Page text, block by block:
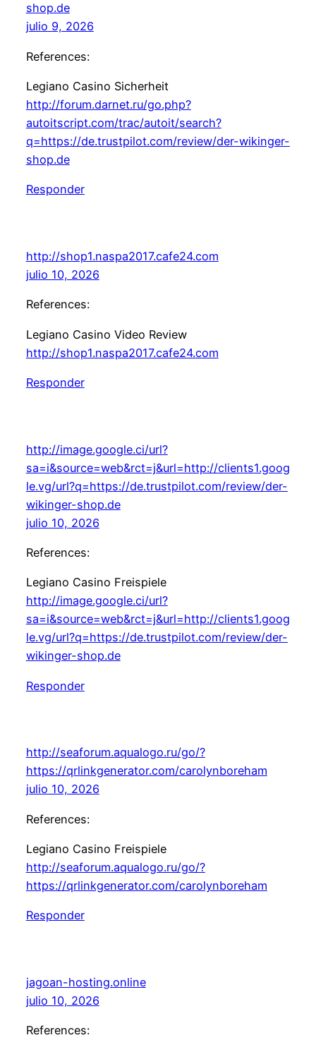
shop.de
julio 9, 2026
References:
Legiano Casino Sicherheit
http://forum.darnet.ru/go.php?
autoitscript.com/trac/autoit/search?
q=https://de.trustpilot.com/review/der-wikinger-
shop.de
Responder
http://shop1.naspa2017.cafe24.com
julio 10, 2026
References:
Legiano Casino Video Review
http://shop1.naspa2017.cafe24.com
Responder
http://image.google.ci/url?
sa=i&source=web&rct=j&url=http://clients1.goog
le.vg/url?q=https://de.trustpilot.com/review/der-
wikinger-shop.de
julio 10, 2026
References:
Legiano Casino Freispiele
http://image.google.ci/url?
sa=i&source=web&rct=j&url=http://clients1.goog
le.vg/url?q=https://de.trustpilot.com/review/der-
wikinger-shop.de
Responder
http://seaforum.aqualogo.ru/go/?
https://qrlinkgenerator.com/carolynboreham
julio 10, 2026
References:
Legiano Casino Freispiele
http://seaforum.aqualogo.ru/go/?
https://qrlinkgenerator.com/carolynboreham
Responder
jagoan-hosting.online
julio 10, 2026
References: